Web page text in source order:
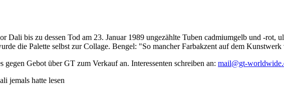
Dali bis zu dessen Tod am 23. Januar 1989 ungezählte Tuben cadmiumgelb und -
die Palette selbst zur Collage. Bengel: "So mancher Farbakzent auf dem
Gebot über GT zum Verkauf an. Interessenten schreiben an: mail@gt-
jemals hatte lesen